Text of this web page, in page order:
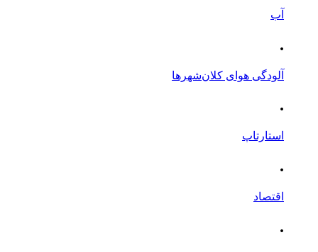
آب
.
آلودگی هوای کلان‌شهرها
.
استارتاپ
.
اقتصاد
.